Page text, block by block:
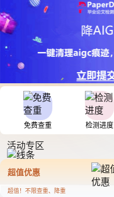
免费查重 检测进度
活动专区
超值优惠
超值！不限查重、降重